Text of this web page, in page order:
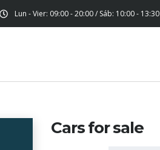
Lun - Vier: 09:00 - 20:00 / Sáb: 10:00 - 13:30
Cars for sale